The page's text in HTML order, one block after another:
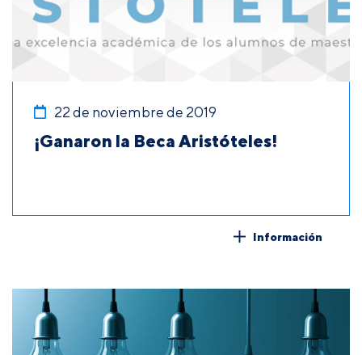
22 de noviembre de 2019
¡Ganaron la Beca Aristóteles!
Información